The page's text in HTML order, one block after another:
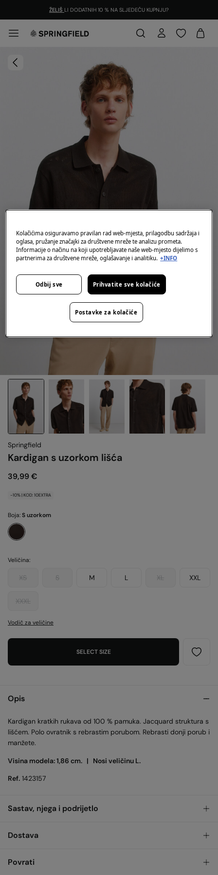
ŽELIŠ LI DODATNIH 10 % NA SLJEDEĆU KUPNJU?
Springfield
Kardigan s uzorkom lišća
39,99 €
-10% | KOD: 10EXTRA
Boja:S uzorkom
Veličina:
XS S M L XL XXL
XXXL
Vodič za veličine
SELECT SIZE
Opis
Kardigan kratkih rukava od 100 % pamuka. Jacquard struktura s
lišćem. Polo ovratnik s rebrastim porubom. Rebrasti donji porub i
manžete.
Visina modela: 1,86 cm. | Nosi veličinu L.
Ref. 1423157
Sastav, njega i podrijetlo
Sastav
Njega i održavanje
Dostava
Dostava u trgovinu
Povrati
Kolačićima osiguravamo pravilan rad web-mjesta, prilagodbu sadržaja i
oglasa, pružanje značajki za društvene mreže te analizu prometa.
Informacije o načinu na koji upotrebljavate naše web-mjesto dijelimo s
partnerima za društvene mreže, oglašavanje i analitiku. +INFO
Odbij sve Prihvatite sve kolačiće
Postavke za kolačiće